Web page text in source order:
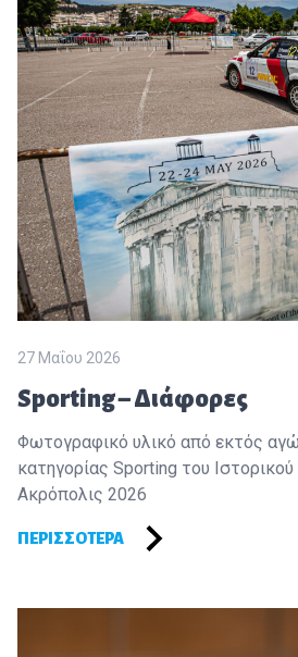
27 Μαΐου 2026
Sporting – Διάφορες
Φωτογραφικό υλικό από εκτός
κατηγορίας Sporting του
Ακρόπολις 2026
ΠΕΡΙΣΣΌΤΕΡΑ